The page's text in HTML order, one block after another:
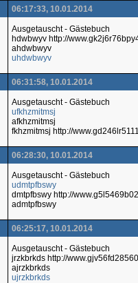
06:17:33, 10.01.2014
Ausgetauscht - Gästebuch
hdwbwyv http://
ahdwbwyv
uhdwbwyv
06:31:58, 10.01.2014
Ausgetauscht - Gästebuch
ufkhzmitmsj
afkhzmitmsj
fkhzmitmsj http://
06:28:30, 10.01.2014
Ausgetauscht - Gästebuch
udmtpfbswy
dmtpfbswy http://
admtpfbswy
06:25:17, 10.01.2014
Ausgetauscht - Gästebuch
jrzkbrkds http://
ajrzkbrkds
ujrzkbrkds